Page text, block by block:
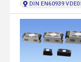
DIN EN60939